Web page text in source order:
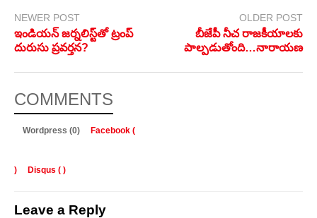
NEWER POST
ఇండియన్ జర్నలిస్ట్‌తో ట్రంప్
దురుసు ప్రవర్తన?
OLDER POST
బీజేపీ నీచ రాజకీయాలకు
పాల్పడుతోంది…నారాయణ
COMMENTS
Wordpress (0) Facebook (
) Disqus ( )
Leave a Reply